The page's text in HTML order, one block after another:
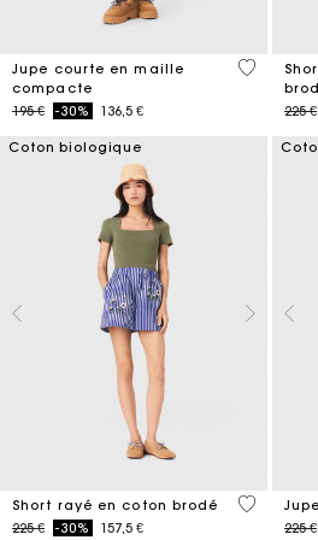
Jupe courte en maille
compacte
Price reduced from
195 €to-30% 136,5 €
3,3 out of
225 €
Coton biologique
Short rayé en coton brodé
Price reduced from
225 €to-30% 157,5 €
5 out of 5
225 €